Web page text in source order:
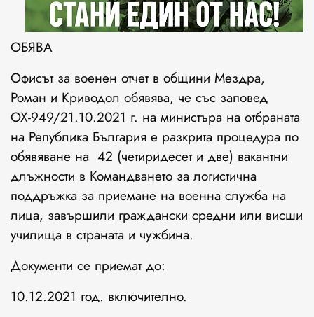
ОБЯВА
Офисът за военен отчет в общини Мездра,
Роман и Криводол обявява, че със заповед
ОХ-949/21.10.2021 г. на министъра на отбраната
на Република България е разкрита процедура по
обявяване на 42 (четиридесет и две) вакантни
длъжности в Командването за логистична
поддръжка за приемане на военна служба на
лица, завършили граждански средни или висши
училища в страната и чужбина.
Документи се приемат до:
10.12.2021 год. включително.